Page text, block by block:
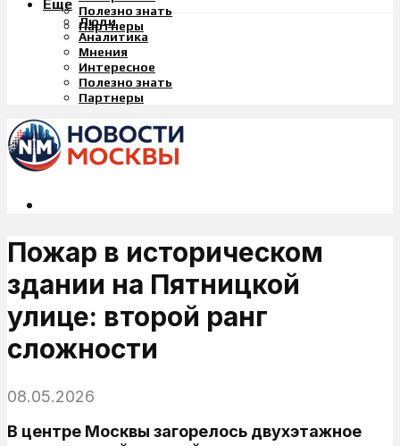
Полезно знать
Партнеры
Еще
Люди
Аналитика
Мнения
Интересное
Полезно знать
Партнеры
Пожар в историческом
здании на Пятницкой
улице: второй ранг
сложности
08.05.2026
В центре Москвы загорелось двухэтажное